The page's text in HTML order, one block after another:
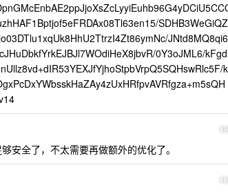
SDHB3WeGiQZ
JNtd8MQ8qi6
0Y3oJML6/kFgd
k
10
安全了，不太需要再做额外的优化了。
11